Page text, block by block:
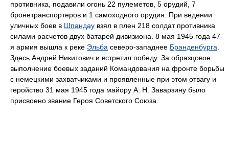
противника, подавили огонь 22 пулеметов, 5 орудий, 7
бронетранспортеров и 1 самоходного орудия. При ведении
уличных боев в Шпандау взял в плен 218 солдат противника
силами расчетов двух батарей дивизиона. 8 мая 1945 года 47-
я армия вышла к реке Эльба северо-западнее Бранденбурга
Здесь Андрей Никитович и встретил победу. За образцовое
выполнение боевых заданий Командования на фронте борьбы
с немецкими захватчиками и проявленные при этом отвагу и
геройство 31 мая 1945 года майору А. Н. Заварзину было
присвоено звание Героя Советского Союза.